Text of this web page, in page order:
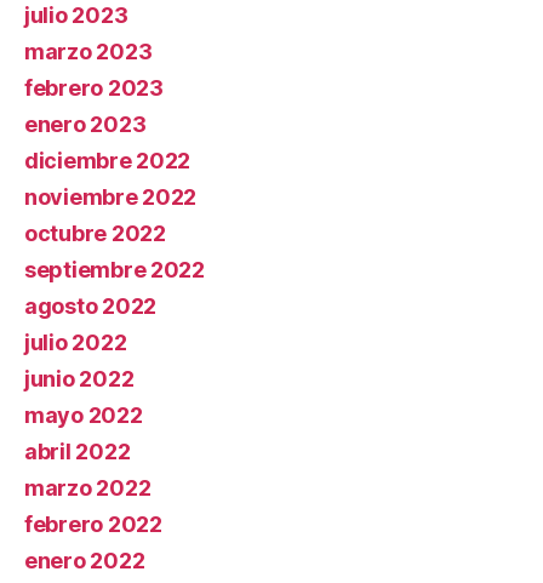
julio 2023
marzo 2023
febrero 2023
enero 2023
diciembre 2022
noviembre 2022
octubre 2022
septiembre 2022
agosto 2022
julio 2022
junio 2022
mayo 2022
abril 2022
marzo 2022
febrero 2022
enero 2022